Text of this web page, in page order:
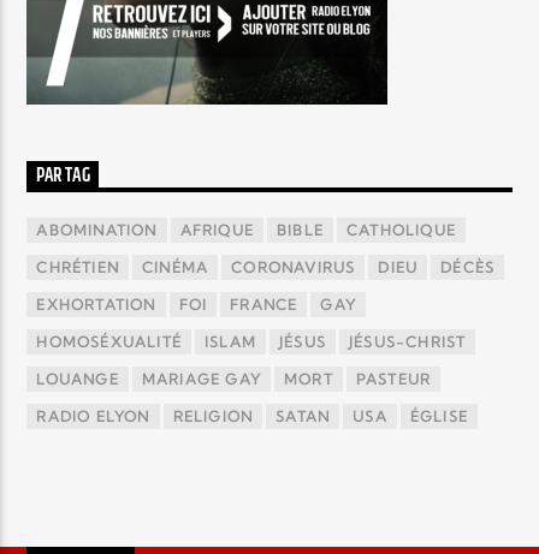
PAR TAG
ABOMINATION AFRIQUE BIBLE CATHOLIQUE
CHRÉTIEN CINÉMA CORONAVIRUS DIEU DÉCÈS
EXHORTATION FOI FRANCE GAY
HOMOSÉXUALITÉ ISLAM JÉSUS JÉSUS-CHRIST
LOUANGE MARIAGE GAY MORT PASTEUR
RADIO ELYON RELIGION SATAN USA ÉGLISE